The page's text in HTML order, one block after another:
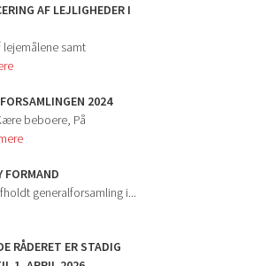
AF LEJLIGHEDER I
samt
2024
beboere, På
FORMAND
generalforsamling i...
RÅDERET ER STADIG